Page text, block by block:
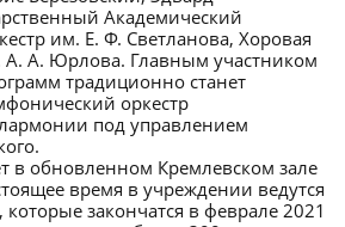
Академический
им. Е. Ф. Светланова, Хоровая
А. А. Юрлова. Главным участником
традиционно станет
оркестр
под управлением
в обновленном Кремлевском зале
время в учреждении ведутся
закончатся в феврале 2021